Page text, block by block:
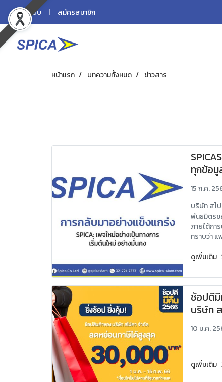
เข้าสู่ระบบ สมัครสมาชิก
หน้าแรก บทความทั้งหมด ข่าวสาร
ทุกข้อ
ใหม่ของ
15 ก.ค.
บริษัท สไป
พันธมิตรข
ภายใต้กา
ทราบว่า แ
เป็นช่องท
ดูเพิ่มเติม
ช้อปดีมี
บริษัท
มกราค
2566
เงินได้
2566
10 ม.ค.
ดูเพิ่มเติม